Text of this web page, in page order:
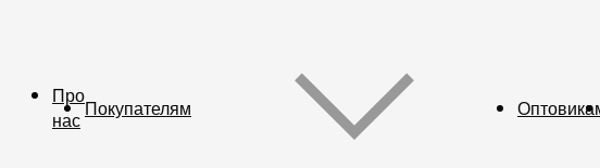
Про
нас Покупателям